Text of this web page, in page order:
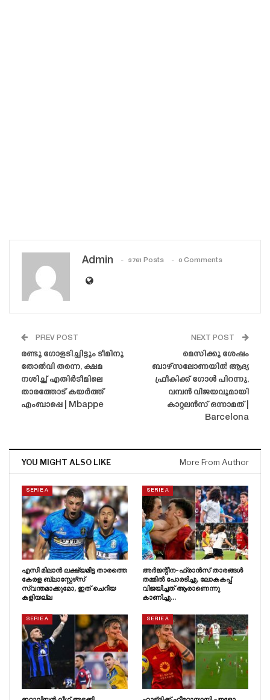
Admin 3761 Posts 0 Comments
PREV POST
രണ്ടു ഗോളടിച്ചിട്ടും ടീമിനു
തോൽവി തന്നെ, ക്ഷമ
നശിച്ച് എതിർടീമിലെ
താരത്തോട് കയർത്ത്
എംബാപ്പെ | Mbappe
NEXT POST
മെസിക്കു ശേഷം
ബാഴ്‌സലോണയിൽ ആദ്യ
ഫ്രീകിക്ക് ഗോൾ പിറന്നു,
വമ്പൻ വിജയവുമായി
കാറ്റലൻസ് ഒന്നാമത് |
Barcelona
YOU MIGHT ALSO LIKE More From Author
SERIE A
എസി മിലാൻ ലക്ഷ്യമിട്ട താരത്തെ
കേരള ബ്ലാസ്റ്റേഴ്‌സ്
സ്വന്തമാക്കുമോ, ഇത് ചെറിയ
കളിയല്ല
SERIE A
അർജന്റീന-ഫ്രാൻസ് താരങ്ങൾ
തമ്മിൽ പോരടിച്ചു, ലോകകപ്പ്
വിജയിച്ചത് ആരാണെന്നു
കാണിച്ചു…
SERIE A SERIE A